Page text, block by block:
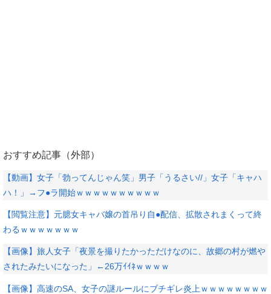
おすすめ記事（外部）
【動画】女子「勃ってんじゃん笑」男子「うるさい//」女子「キャハ
ハ！」→フ●ラ開始ｗｗｗｗｗｗｗｗｗｗ
【閲覧注意】元臆女キャバ嬢の首吊り自●配信、拡散されまくって終
わるｗｗｗｗｗｗｗ
【画像】旅人女子「夜景を撮りたかっただけなのに、故郷の村が燃や
されたみたいになった」←26万ｲｲﾈｗｗｗｗ
【画像】高速のSA、女子の謎ルールにブチギレ炎上ｗｗｗｗｗｗｗｗ